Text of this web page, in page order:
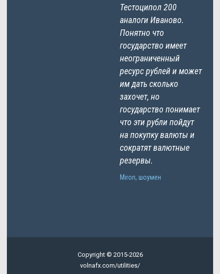
Тестоципол 200
аналоги Иваново.
Понятно что
государство имеет
неограниченный
ресурс рублей и может
им дать сколько
захочет, но
государство понимает
что эти рубли пойдут
на покупку валюты и
сократят валютные
резервы.
Miron, шоумен
Copyright © 2015-2026
volnafx.com/utilities/